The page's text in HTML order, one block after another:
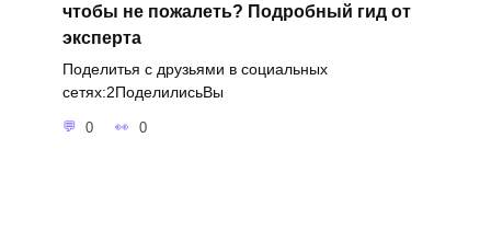
чтобы не пожалеть? Подробный гид от
эксперта
Поделитья с друзьями в социальных
сетях:2ПоделилисьВы
0 0